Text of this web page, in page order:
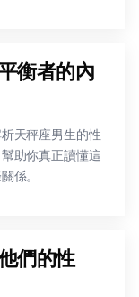
衡者的內
天秤座男生的性
助你真正讀懂這
係。
們的性